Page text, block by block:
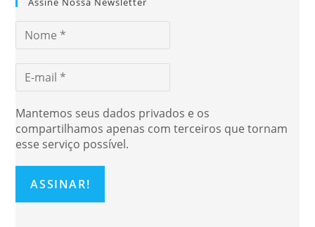
Mantemos seus dados privados e os
compartilhamos apenas com terceiros que tornam
esse serviço possível.